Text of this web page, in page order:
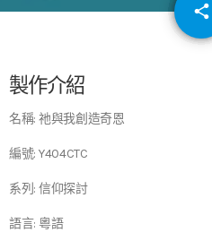
share
email
製作介紹
名稱: 祂與我創造奇恩
編號: Y404CTC
系列: 信仰探討
語言: 粵語